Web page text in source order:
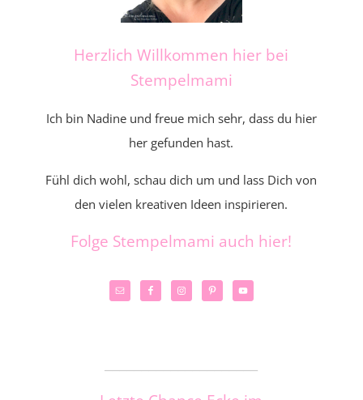
Herzlich Willkommen hier bei
Stempelmami
Ich bin Nadine und freue mich sehr, dass du hier
her gefunden hast.
Fühl dich wohl, schau dich um und lass Dich von
den vielen kreativen Ideen inspirieren.
Folge Stempelmami auch hier!